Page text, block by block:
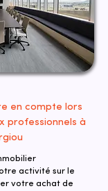
en compte lors
professionnels à
activité sur le
votre achat de